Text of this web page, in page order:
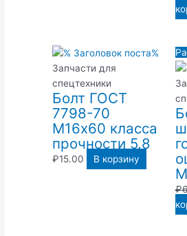
Запчасти для
спецтехники
Болт ГОСТ
7798-70
М16х60 класса
прочности 5.8
₽15.00 В корзину
₽